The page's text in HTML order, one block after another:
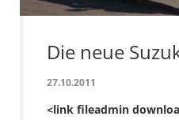
Die neue
27.10.2011
<link fileadmin